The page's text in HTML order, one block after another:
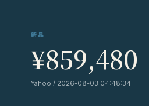
新品
¥859,480
Yahoo / 2026-08-03 04:48:34